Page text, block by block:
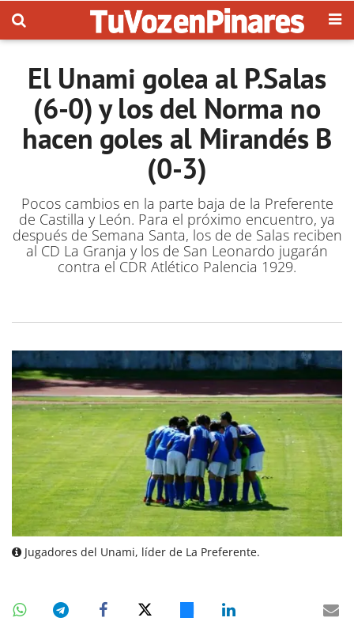
El Unami golea al P.Salas
(6-0) y los del Norma no
hacen goles al Mirandés B
(0-3)
Pocos cambios en la parte baja de la Preferente
de Castilla y León. Para el próximo encuentro, ya
después de Semana Santa, los de de Salas reciben
al CD La Granja y los de San Leonardo jugarán
contra el CDR Atlético Palencia 1929.
Jugadores del Unami, líder de La Preferente.